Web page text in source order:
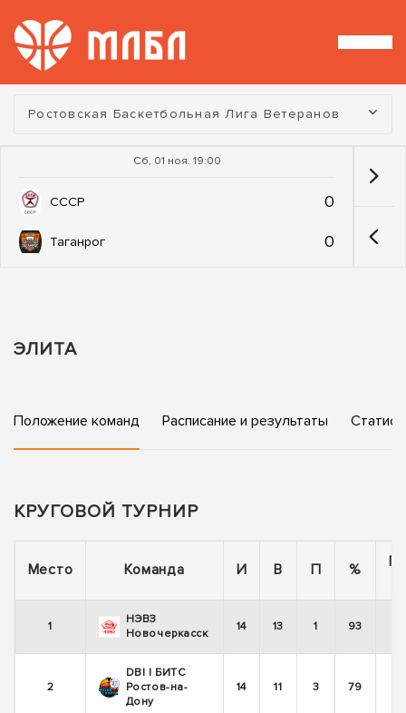
Турнир:
Ростовская Баскетбольная Лига Ветеранов
Сб, 01 ноя. 19:00
СССР 0
Таганрог 0
ЭЛИТА
Положение команд Расписание и результаты
КРУГОВОЙ ТУРНИР
Место Команда И В П %
1
НЭВЗ
Новочеркасск
14 13 1 93
2
DBI | БИТС
Ростов-на-
Дону
14 11 3 79